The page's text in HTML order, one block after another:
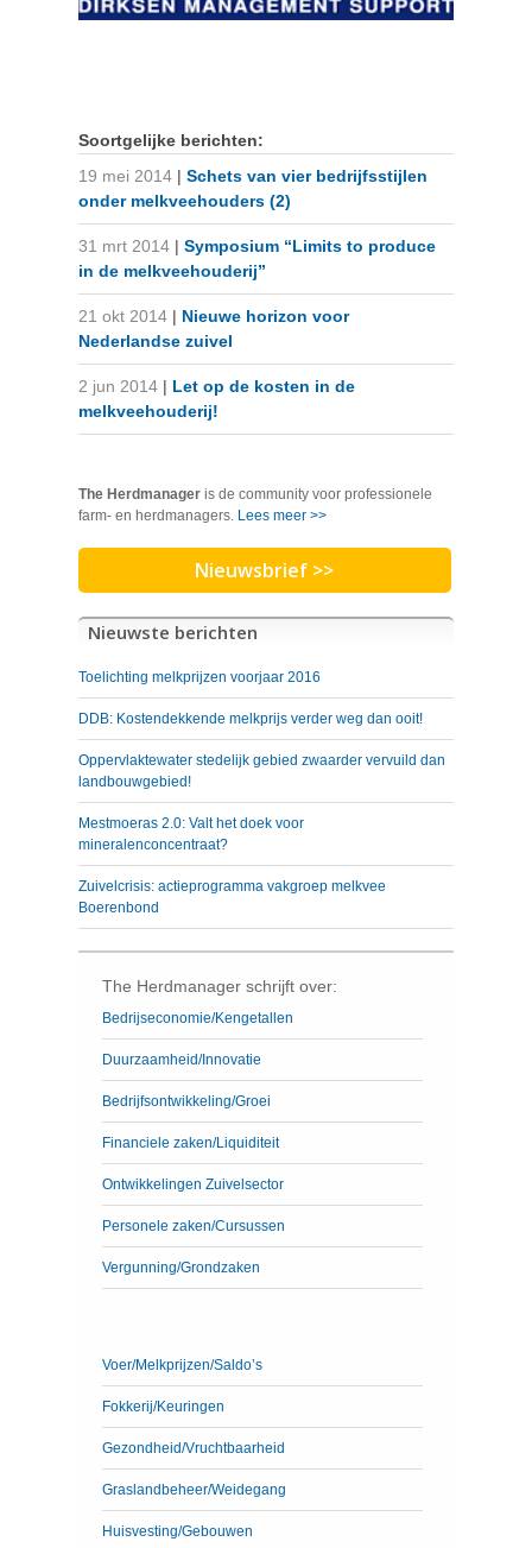
Soortgelijke berichten:
19 mei 2014 | Schets van vier bedrijfsstijlen
onder melkveehouders (2)
31 mrt 2014 | Symposium “Limits to produce
in de melkveehouderij”
21 okt 2014 | Nieuwe horizon voor
Nederlandse zuivel
2 jun 2014 | Let op de kosten in de
melkveehouderij!
The Herdmanager is de community voor professionele
farm- en herdmanagers. Lees meer >>
Nieuwsbrief >>
Nieuwste berichten
Toelichting melkprijzen voorjaar 2016
DDB: Kostendekkende melkprijs verder weg dan ooit!
Oppervlaktewater stedelijk gebied zwaarder vervuild dan
landbouwgebied!
Mestmoeras 2.0: Valt het doek voor
mineralenconcentraat?
Zuivelcrisis: actieprogramma vakgroep melkvee
Boerenbond
The Herdmanager schrijft over:
Bedrijseconomie/Kengetallen
Duurzaamheid/Innovatie
Bedrijfsontwikkeling/Groei
Financiele zaken/Liquiditeit
Ontwikkelingen Zuivelsector
Personele zaken/Cursussen
Vergunning/Grondzaken
Voer/Melkprijzen/Saldo’s
Fokkerij/Keuringen
Gezondheid/Vruchtbaarheid
Graslandbeheer/Weidegang
Huisvesting/Gebouwen